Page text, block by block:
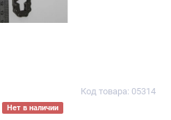
Код товара: 05314
Нет в наличии